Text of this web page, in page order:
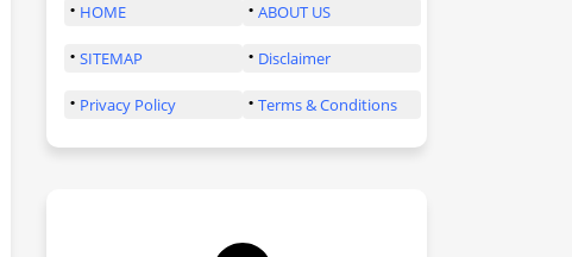
HOME ABOUT US
SITEMAP Disclaimer
Privacy Policy Terms & Conditions